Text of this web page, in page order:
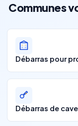
Communes
Débarras pour
Débarras de